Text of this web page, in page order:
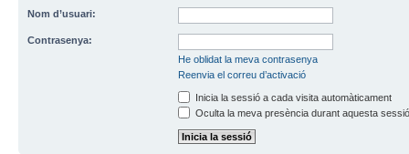
Nom d’usuari:
Contrasenya:
He oblidat la meva contrasenya
Reenvia el correu d’activació
Inicia la sessió a cada visita automàticament
Oculta la meva presència durant aquesta sessió